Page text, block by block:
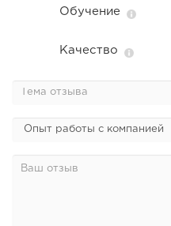
Обучение
Качество